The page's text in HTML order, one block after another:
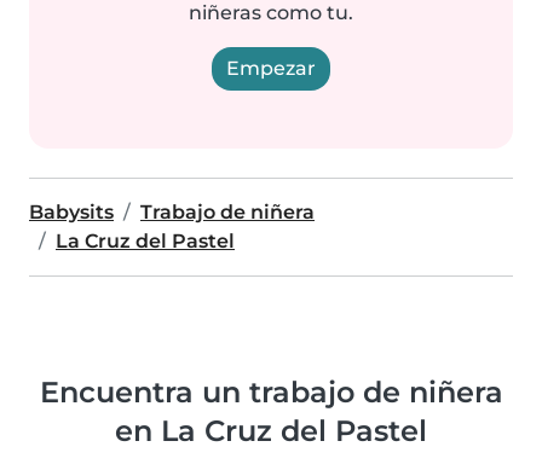
niñeras como tu.
Empezar
Babysits
Trabajo de niñera
La Cruz del Pastel
Encuentra un trabajo de niñera
en La Cruz del Pastel